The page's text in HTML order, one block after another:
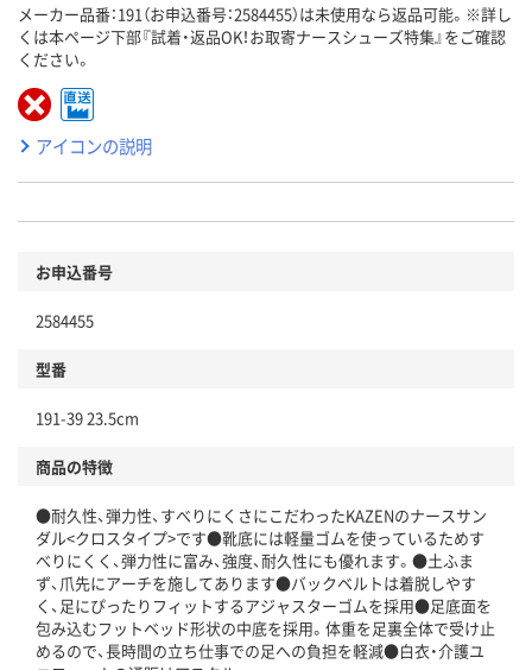
メーカー品番：191（お申込番号：2584455）は未使用なら返品可能。※詳し
くは本ページ下部『試着・返品OK！お取寄ナースシューズ特集』をご確認
ください。
アイコンの説明
お申込番号
2584455
型番
191-39 23.5cm
商品の特徴
●耐久性、弾力性、すべりにくさにこだわったKAZENのナースサン
ダル<クロスタイプ>です●靴底には軽量ゴムを使っているためす
べりにくく、弾力性に富み、強度、耐久性にも優れます。●土ふま
ず、爪先にアーチを施してあります●バックベルトは着脱しやす
く、足にぴったりフィットするアジャスターゴムを採用●足底面を
包み込むフットベッド形状の中底を採用。体重を足裏全体で受け止
めるので、長時間の立ち仕事での足への負担を軽減●白衣・介護ユ